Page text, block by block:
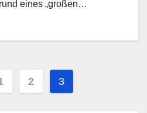
eines „großen…
2 3